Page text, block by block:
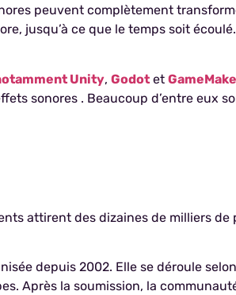
peuvent complètement
jusqu’à ce que le temps soit écoulé.
Unity, Godot et
sonores . Beaucoup d’entre eux
attirent des dizaines de milliers
depuis 2002. Elle se déroule
Après la soumission, la